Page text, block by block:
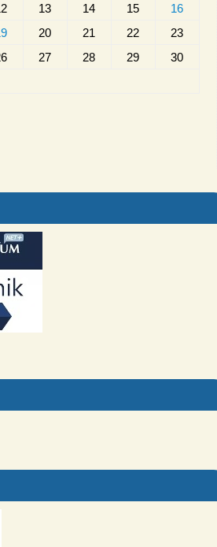
13 14 15
16
20 21 22
23
27 28 29
30